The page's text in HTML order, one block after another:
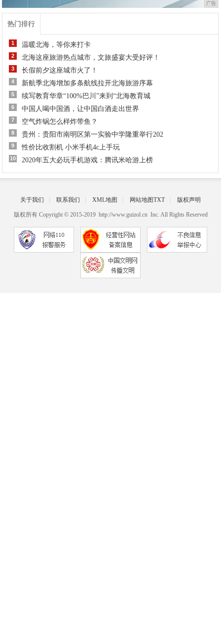
广告
热门排行
1 温暖北海，等你来打卡
2 北海这座旅游热点城市，文旅盛宴大受好评！
3 长假前夕这座城市火了！
4 新航季北海增加多条航线拉开北海旅游序幕
5 续写教育华章“100%巴川”来到“北海教育城
6 中国人喝中国酒，让中国白酒走出世界
7 空气炸锅怎么样炸带鱼？
8 贵州：贵阳市南明区第一实验中学隆重举行202
9 性价比收割机 小米手机4c上手玩
10 ​2020年五大必玩手机游戏：腾讯米哈游上榜
关于我们 联系我们 XML地图 网站地图TXT 版权声明
版权所有 Copyright © 2015-2019 http://www.guizol.cn Inc. All Rights Reserved